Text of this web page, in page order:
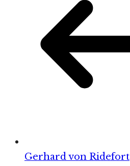
Gerhard von Ridefort